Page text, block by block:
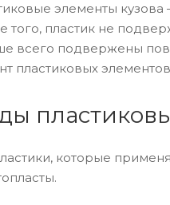
элементы
того, пластик не
всего подвержены
пластиковых
которые